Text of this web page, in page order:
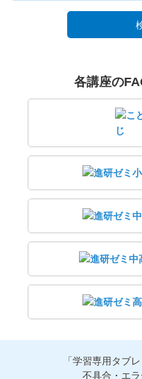
各講座の
「学習専用タブ
不具合・エ